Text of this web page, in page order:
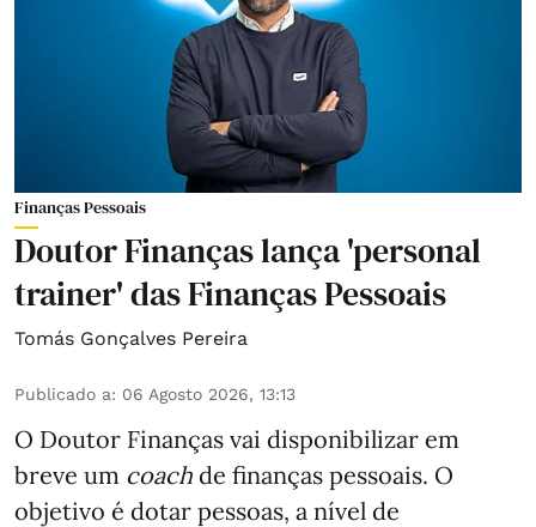
Finanças Pessoais
Doutor Finanças lança 'personal
trainer' das Finanças Pessoais
Tomás Gonçalves Pereira
Publicado a: 06 Agosto 2026, 13:13
O Doutor Finanças vai disponibilizar em
breve um coach de finanças pessoais. O
objetivo é dotar pessoas, a nível de